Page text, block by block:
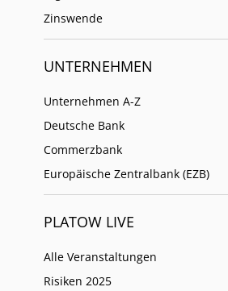
Zinswende
UNTERNEHMEN
Unternehmen A-Z
Deutsche Bank
Commerzbank
Europäische Zentralbank (EZB)
PLATOW LIVE
Alle Veranstaltungen
Risiken 2025